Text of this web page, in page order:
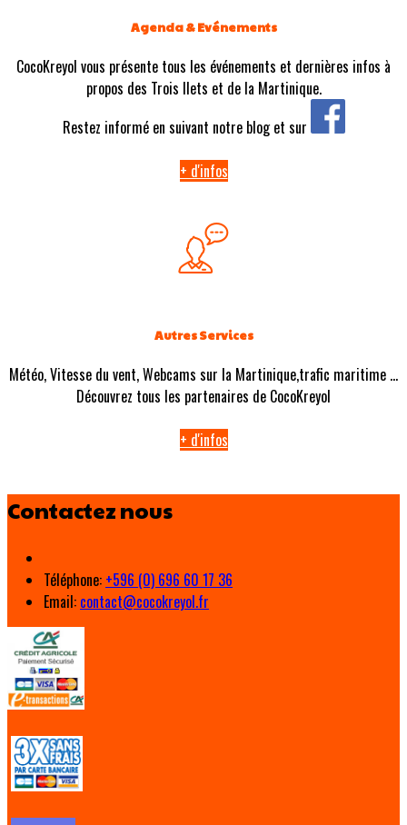
Agenda & Evénements
CocoKreyol vous présente tous les événements et dernières infos à
propos des Trois Ilets et de la Martinique.
Restez informé en suivant notre blog et sur
+ d'infos
Autres Services
Météo, Vitesse du vent, Webcams sur la Martinique,trafic maritime ...
Découvrez tous les partenaires de CocoKreyol
+ d'infos
Contactez nous
Téléphone: +596 (0) 696 60 17 36
Email: contact@cocokreyol.fr